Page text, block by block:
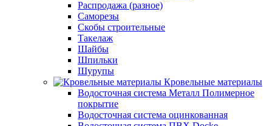
Распродажа (разное)
Саморезы
Скобы строительные
Такелаж
Шайбы
Шпильки
Шурупы
Кровельные материалы
Водосточная система Металл Полимерное
покрытие
Водосточная система оцинкованная